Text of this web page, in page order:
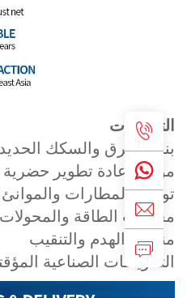
الطرق والسكك الحديدية
إعادة تطوير حضرية
المطارات والموانئ
الطاقة والمحولات
الهدم والتنقيب
الصناعية المؤقتة